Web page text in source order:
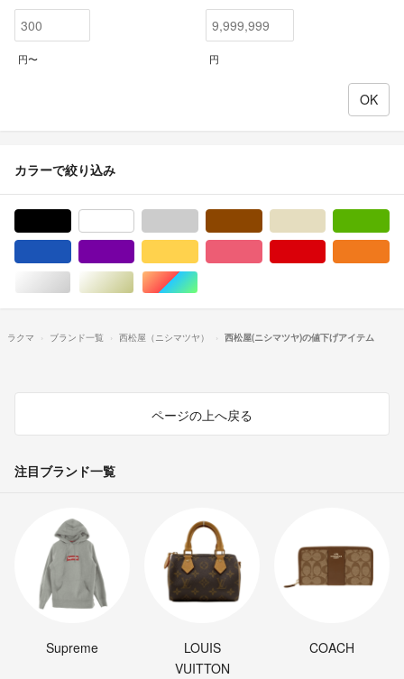
円〜 円
カラーで絞り込み
シルバー/銀色系ゴールド/金色系マルチカラー
ラクマ ブランド一覧 西松屋（ニシマツヤ） 西松屋(ニシマツヤ)の値下げアイテム
ページの上へ戻る
注目ブランド一覧
Supreme
LOUIS
VUITTON
COACH